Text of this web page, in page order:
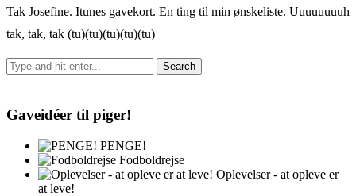
Tak Josefine. Itunes gavekort. En ting til min ønskeliste. Uuuuuuuuh
tak, tak, tak (tu)(tu)(tu)(tu)(tu)
Gaveidéer til piger!
PENGE!
Fodboldrejse
Oplevelser - at opleve er
at leve!